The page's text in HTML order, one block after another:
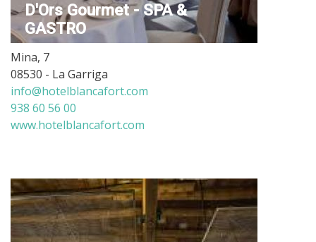
D'Ors Gourmet - SPA &
GASTRO
Mina, 7
08530 - La Garriga
info@hotelblancafort.com
938 60 56 00
www.hotelblancafort.com